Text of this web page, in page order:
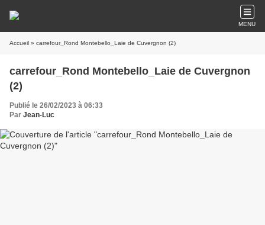
MENU
Accueil » carrefour_Rond Montebello_Laie de Cuvergnon (2)
carrefour_Rond Montebello_Laie de Cuvergnon
(2)
Publié le 26/02/2023 à 06:33
Par Jean-Luc